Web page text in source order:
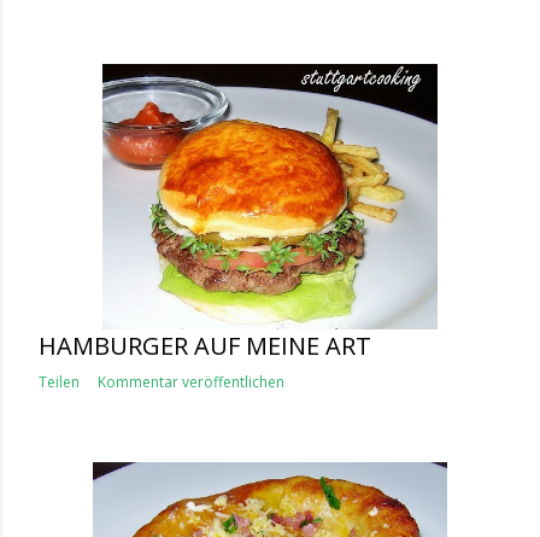
HAMBURGER AUF MEINE ART
Teilen Kommentar veröffentlichen